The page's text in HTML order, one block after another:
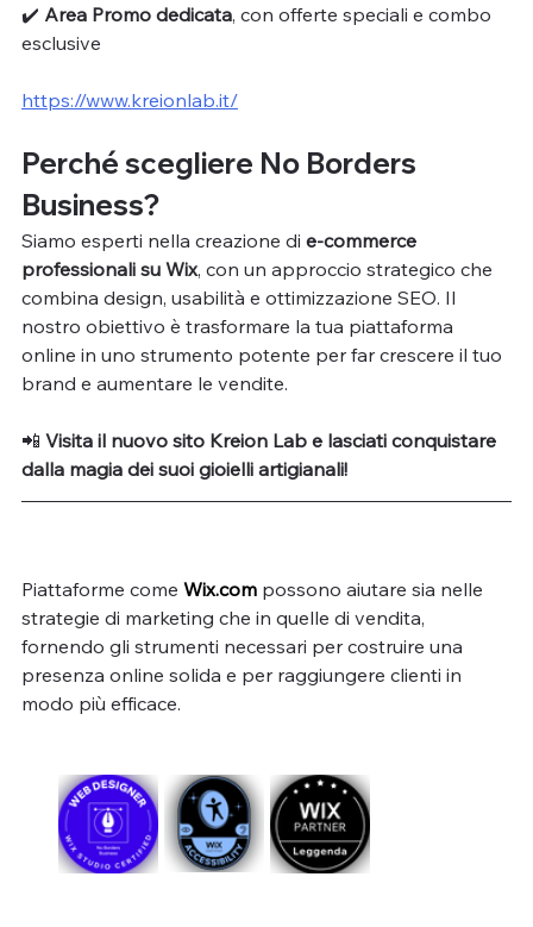
✔️ Area Promo dedicata, con offerte speciali e combo
esclusive
https://www.kreionlab.it/
Perché scegliere No Borders
Business?
Siamo esperti nella creazione di e-commerce
professionali su Wix, con un approccio strategico che
combina design, usabilità e ottimizzazione SEO. Il
nostro obiettivo è trasformare la tua piattaforma
online in uno strumento potente per far crescere il tuo
brand e aumentare le vendite.
📲 Visita il nuovo sito Kreion Lab e lasciati conquistare
dalla magia dei suoi gioielli artigianali!
Piattaforme come Wix.com possono aiutare sia nelle
strategie di marketing che in quelle di vendita,
fornendo gli strumenti necessari per costruire una
presenza online solida e per raggiungere clienti in
modo più efficace.